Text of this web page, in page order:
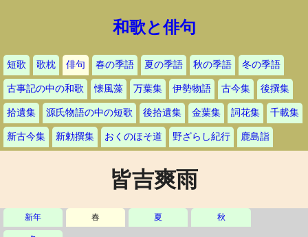
和歌と俳句
短歌 歌枕 俳句 春の季語 夏の季語 秋の季語 冬の季語
古事記の中の和歌 懐風藻 万葉集 伊勢物語 古今集 後撰集
拾遺集 源氏物語の中の短歌 後拾遺集 金葉集 詞花集 千載集
新古今集 新勅撰集 おくのほそ道 野ざらし紀行 鹿島詣
皆吉爽雨
新年 春 夏 秋